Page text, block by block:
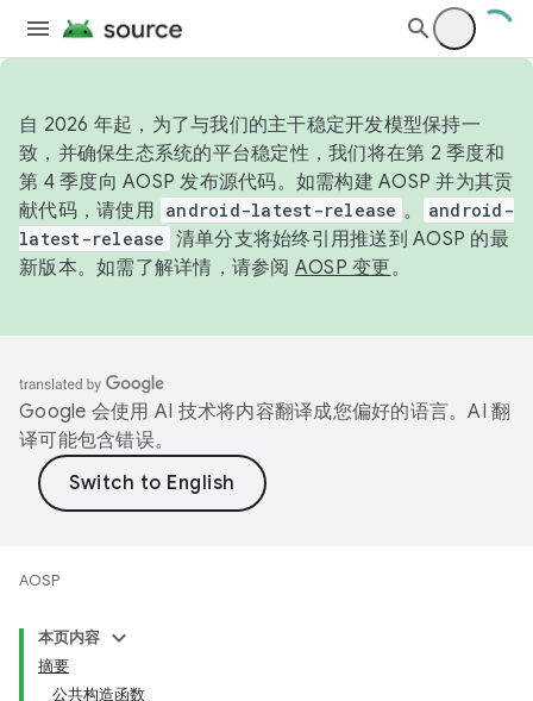
自 2026 年起，为了与我们的主干稳定开发模型保持一
致，并确保生态系统的平台稳定性，我们将在第 2 季度和
第 4 季度向 AOSP 发布源代码。如需构建 AOSP 并为其贡
献代码，请使用 android-latest-release 。
android-
latest-release 清单分支将始终引用推送到 AOSP 的最
新版本。如需了解详情，请参阅 AOSP 变更。
Google 会使用 AI 技术将内容翻译成您偏好的语言。AI 翻
译可能包含错误。
AOSP
本页内容
摘要
公共构造函数